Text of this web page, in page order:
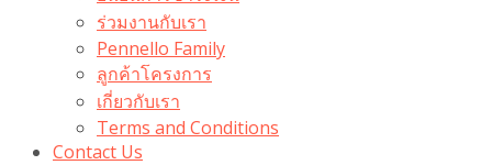
ร่วมงานกับเรา
Pennello Family
ลูกค้าโครงการ
เกี่ยวกับเรา
Terms and Conditions
Contact Us